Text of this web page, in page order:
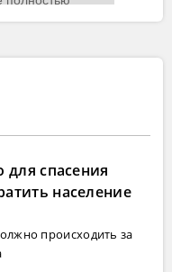
для спасения
население
происходить за